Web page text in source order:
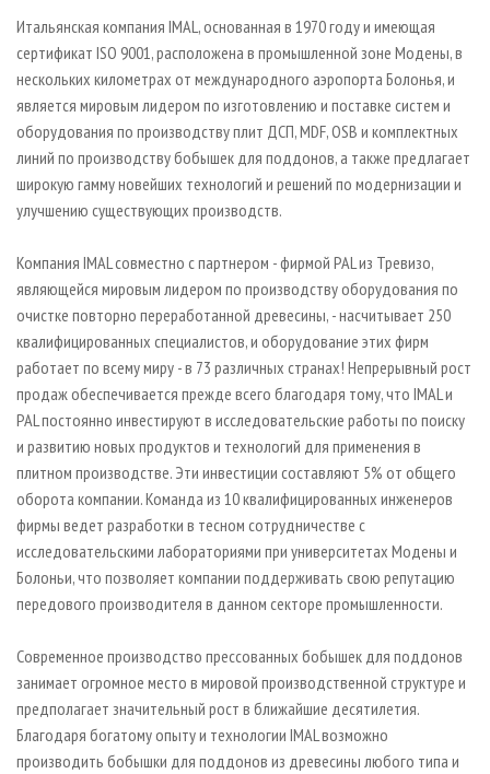
ПРОИЗВОДСТВО ДРЕВЕСНЫХ ПЛИТ
ДЕРЕВЯННОЕ ДОМОСТРОЕНИЕ
ПРОИЗВОДСТВО МЕБЕЛИ
БИОЭНЕРГЕТИКА
ЦБП
МОБИЛЬНЫЕ ВЫСТАВКИ
ОФИЦИАЛЬНЫЕ ДЕЛЕГАЦИИ
ПРИОРИТЕТНЫЕ ИНВЕСТПРОЕКТЫ
RUSSIAN FORESTRY REVIEW
ГАЗЕТА ЛЕСПРОМФОРУМ
КОНТАКТЫ
РЕКЛАМА
РЕКЛАМА НА САЙТЕ
Итальянская компания IMAL, основанная в 1970 году и имеющая
сертификат ISO 9001, расположена в промышленной зоне Модены, в
нескольких километрах от международного аэропорта Болонья, и
является мировым лидером по изготовлению и поставке систем и
оборудования по производству плит ДСП, MDF, OSB и комплектных
линий по производству бобышек для поддонов, а также предлагает
широкую гамму новейших технологий и решений по модернизации и
улучшению существующих производств.
Компания IMAL совместно с партнером - фирмой PAL из Тревизо,
являющейся мировым лидером по производству оборудования по
очистке повторно переработанной древесины, - насчитывает 250
квалифицированных специалистов, и оборудование этих фирм
работает по всему миру - в 73 различных странах! Непрерывный рост
продаж обеспечивается прежде всего благодаря тому, что IMAL и
PAL постоянно инвестируют в исследовательские работы по поиску
и развитию новых продуктов и технологий для применения в
плитном производстве. Эти инвестиции составляют 5% от общего
оборота компании. Команда из 10 квалифицированных инженеров
фирмы ведет разработки в тесном сотрудничестве с
исследовательскими лабораториями при университетах Модены и
Болоньи, что позволяет компании поддерживать свою репутацию
передового производителя в данном секторе промышленности.
Современное производство прессованных бобышек для поддонов
занимает огромное место в мировой производственной структуре и
предполагает значительный рост в ближайшие десятилетия.
Благодаря богатому опыту и технологии IMAL возможно
производить бобышки для поддонов из древесины любого типа и